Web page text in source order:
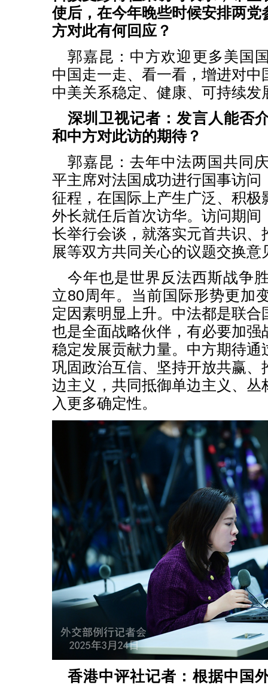
使后，在今年晚些时候安排两党
方对此有何回应？
郭嘉昆：中方欢迎更多美国
中国走一走、看一看，增进对中
中美关系稳定、健康、可持续发
深圳卫视记者：发言人能否
和中方对此访的期待？
郭嘉昆：去年中法两国共同
平主席对法国成功进行国事访问
征程，在国际上产生广泛、积极
外长就任后首次访华。访问期间
长举行会谈，就落实元首共识、
展等双方共同关心的议题交换意
今年也是世界反法西斯战争
立80周年。当前国际形势更加
定因素明显上升。中法都是联
也是全面战略伙伴，有必要加强
稳定发展贡献力量。中方期待通
巩固政治互信、坚持开放共赢、
边主义，共同抵御单边主义、丛
入更多确定性。
香港中评社记者：根据中国